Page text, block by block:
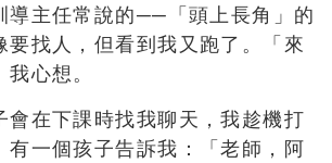
導主任常說的──「頭上長角」的
要找人，但看到我又跑了。「來
心想。
會在下課時找我聊天，我趁機打
有一個孩子告訴我：「老師，阿